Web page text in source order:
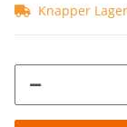
Knapper